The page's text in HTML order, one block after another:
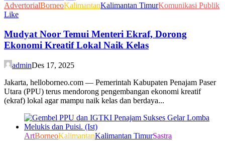
AdvertorialBorneoKalimantanKalimantan TimurKomunikasi Publik
Like
Mudyat Noor Temui Menteri Ekraf, Dorong
Ekonomi Kreatif Lokal Naik Kelas
adminDes 17, 2025
Jakarta, helloborneo.com — Pemerintah Kabupaten Penajam Paser
Utara (PPU) terus mendorong pengembangan ekonomi kreatif
(ekraf) lokal agar mampu naik kelas dan berdaya...
ArtBorneoKalimantanKalimantan TimurSastra